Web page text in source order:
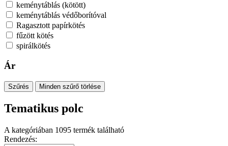
keménytáblás (kötött)
keménytáblás védőborítóval
Ragasztott papírkötés
fűzött kötés
spirálkötés
Ár
Szűrés Minden szűrő törlése
Tematikus polc
A kategóriában 1095 termék található
Rendezés: